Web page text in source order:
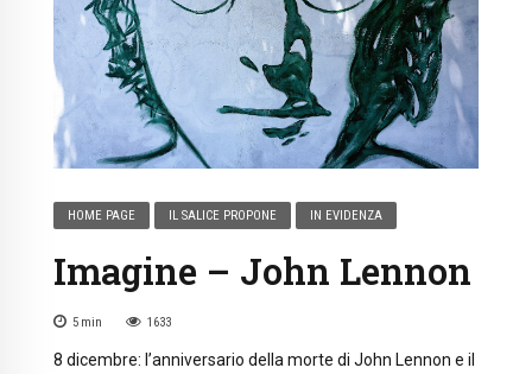
HOME PAGE IL SALICE PROPONE IN EVIDENZA
Imagine – John Lennon
5 min 1633
8 dicembre: l’anniversario della morte di John Lennon e il